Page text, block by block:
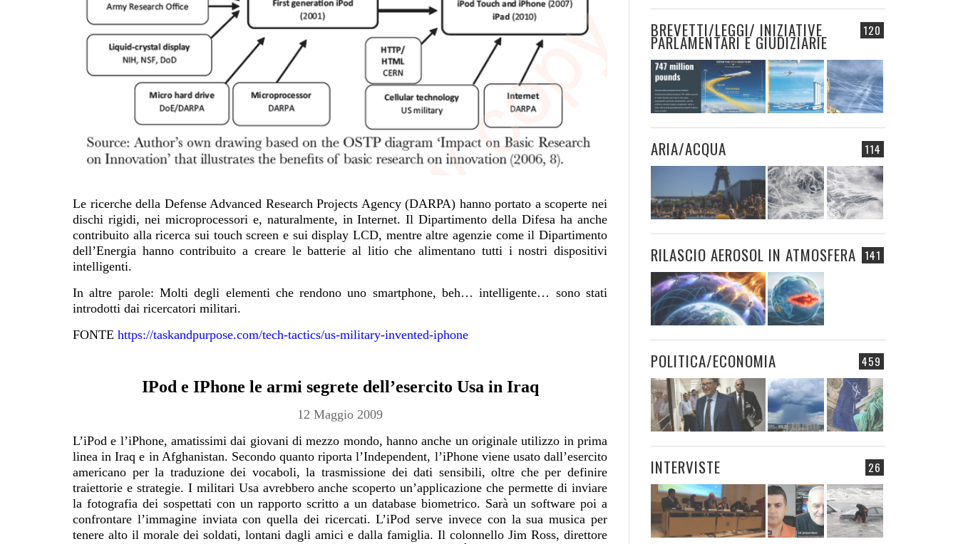
Le ricerche della Defense Advanced Research Projects Agency (DARPA) hanno portato a scoperte nei
dischi rigidi, nei microprocessori e, naturalmente, in Internet. Il Dipartimento della Difesa ha anche
contribuito alla ricerca sui touch screen e sui display LCD, mentre altre agenzie come il Dipartimento
dell’Energia hanno contribuito a creare le batterie al litio che alimentano tutti i nostri dispositivi
intelligenti.
In altre parole: Molti degli elementi che rendono uno smartphone, beh… intelligente… sono stati
introdotti dai ricercatori militari.
FONTE https://taskandpurpose.com/tech-tactics/us-military-invented-iphone
IPod e IPhone le armi segrete dell’esercito Usa in Iraq
12 Maggio 2009
L’iPod e l’iPhone, amatissimi dai giovani di mezzo mondo, hanno anche un originale utilizzo in prima
linea in Iraq e in Afghanistan. Secondo quanto riporta l’Independent, l’iPhone viene usato dall’esercito
americano per la traduzione dei vocaboli, la trasmissione dei dati sensibili, oltre che per definire
traiettorie e strategie. I militari Usa avrebbero anche scoperto un’applicazione che permette di inviare
la fotografia dei sospettati con un rapporto scritto a un database biometrico. Sarà un software poi a
confrontare l’immagine inviata con quella dei ricercati. L’iPod serve invece con la sua musica per
tenere alto il morale dei soldati, lontani dagli amici e dalla famiglia. Il colonnello Jim Ross, direttore
120
BREVETTI/LEGGI/ INIZIATIVE
PARLAMENTARI E GIUDIZIARIE
114
ARIA/ACQUA
141
RILASCIO AEROSOL IN ATMOSFERA
459
POLITICA/ECONOMIA
26
INTERVISTE